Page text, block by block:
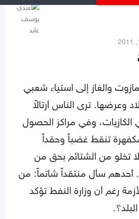
والغاز إلى استياء شعبي
وعرضها. ترى الناس أرتالاً
الكازيات، وفي مراكز الحصول
تنقط غضباً وحقداً
تخلو من الشتائم بحق من
أحدهم سأل منتقداً شاتماً: من
رغم أن وزارة النفط تؤكد